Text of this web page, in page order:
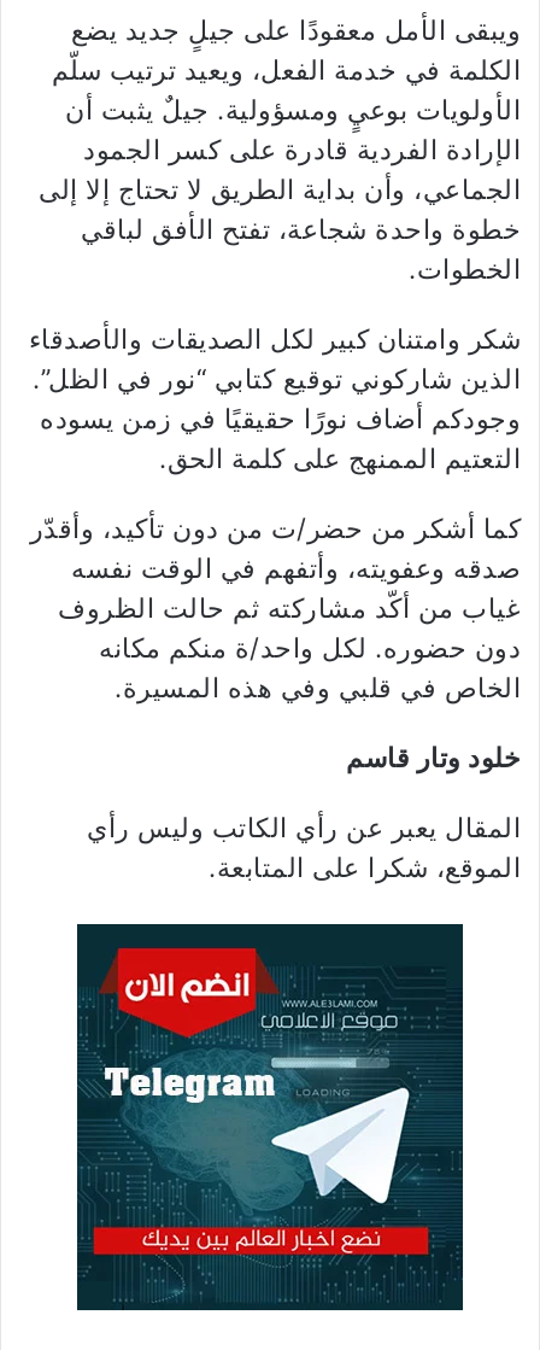
ويبقى الأمل معقودًا على جيلٍ جديد يضع
الكلمة في خدمة الفعل، ويعيد ترتيب سلّم
الأولويات بوعيٍ ومسؤولية. جيلٌ يثبت أن
الإرادة الفردية قادرة على كسر الجمود
الجماعي، وأن بداية الطريق لا تحتاج إلا إلى
خطوة واحدة شجاعة، تفتح الأفق لباقي
الخطوات.
شكر وامتنان كبير لكل الصديقات والأصدقاء
الذين شاركوني توقيع كتابي “نور في الظل”.
وجودكم أضاف نورًا حقيقيًا في زمن يسوده
التعتيم الممنهج على كلمة الحق.
كما أشكر من حضر/ت من دون تأكيد، وأقدّر
صدقه وعفويته، وأتفهم في الوقت نفسه
غياب من أكّد مشاركته ثم حالت الظروف
دون حضوره. لكل واحد/ة منكم مكانه
الخاص في قلبي وفي هذه المسيرة.
خلود وتار قاسم
المقال يعبر عن رأي الكاتب وليس رأي
الموقع، شكرا على المتابعة.